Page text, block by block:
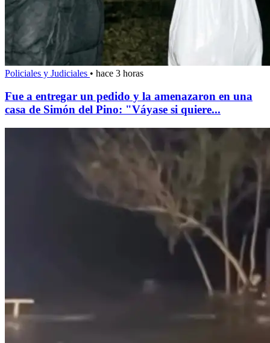
Policiales y Judiciales • hace 3 horas
Fue a entregar un pedido y la amenazaron en una
casa de Simón del Pino: "Váyase si quiere...